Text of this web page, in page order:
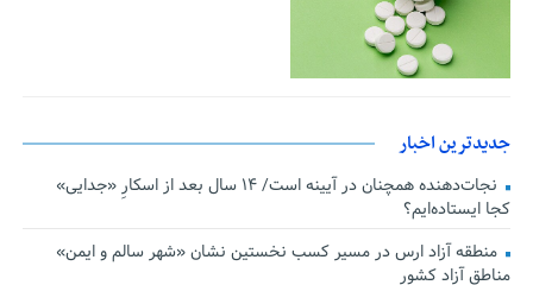
جدیدترین اخبار
نجات‌دهنده‌ همچنان در آیینه است/ ۱۴ سال بعد از اسکارِ «جدایی»
کجا ایستاده‌ایم؟
منطقه آزاد ارس در مسیر کسب نخستین نشان «شهر سالم و ایمن»
مناطق آزاد کشور